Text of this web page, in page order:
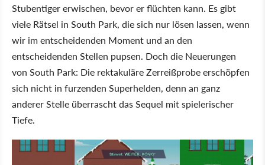
Stubentiger erwischen, bevor er flüchten kann. Es gibt
viele Rätsel in South Park, die sich nur lösen lassen, wenn
wir im entscheidenden Moment und an den
entscheidenden Stellen pupsen. Doch die Neuerungen
von South Park: Die rektakuläre Zerreißprobe erschöpfen
sich nicht in furzenden Superhelden, denn an ganz
anderer Stelle überrascht das Sequel mit spielerischer
Tiefe.